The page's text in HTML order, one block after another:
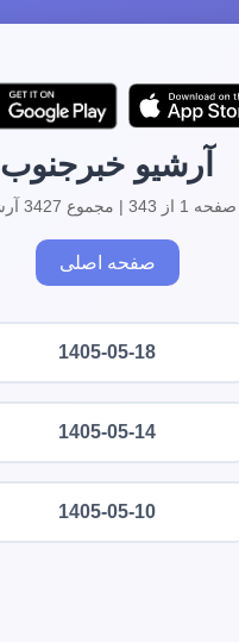
آرشیو خبرجنوب
صفحه 1 از 343 | مجموع 3427 آرشیو
صفحه اصلی
1405-05-18
1405-05-14
1405-05-10